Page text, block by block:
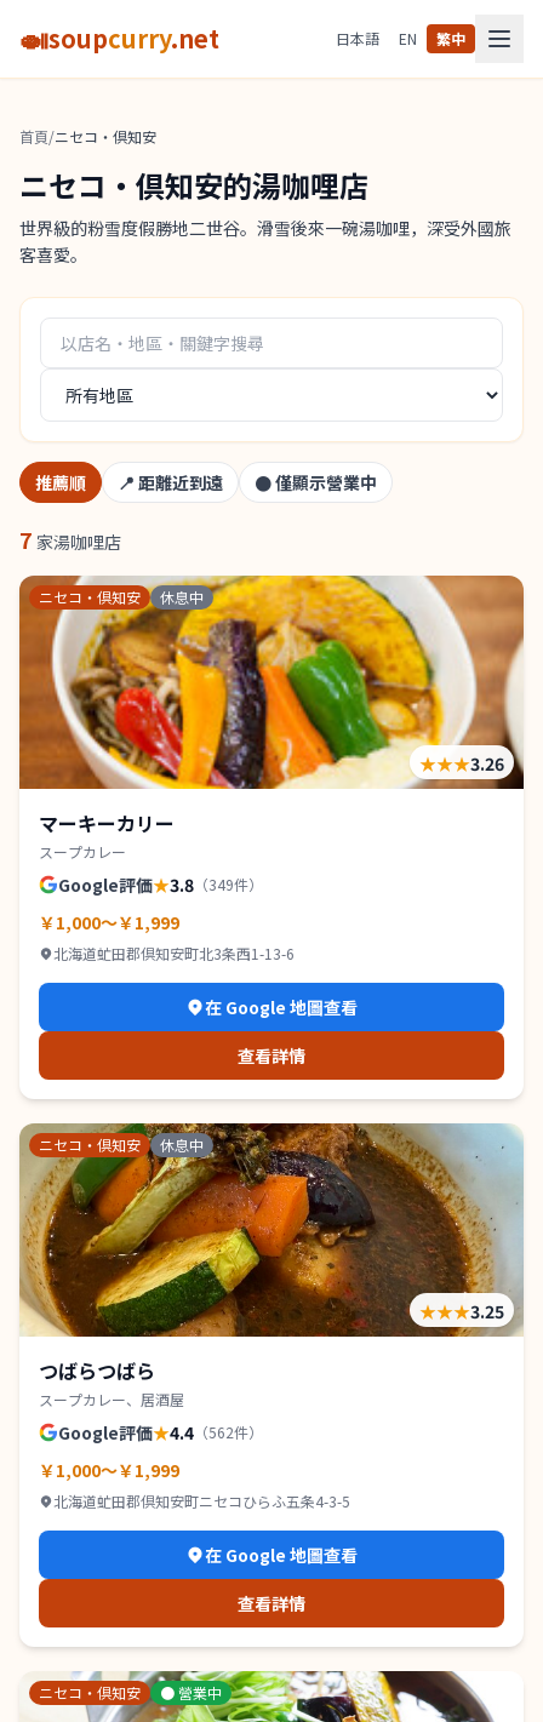
🍛soupcurry.net 日本語 EN 繁中
首頁/ニセコ・倶知安
ニセコ・倶知安的湯咖哩店
世界級的粉雪度假勝地二世谷。滑雪後來一碗湯咖哩，深受外國旅
客喜愛。
推薦順 📍 距離近到遠 ●僅顯示營業中
7 家湯咖哩店
ニセコ・倶知安 休息中
★★★3.26
マーキーカリー
スープカレー
Google評価★3.8 （349件）
￥1,000～￥1,999
北海道虻田郡倶知安町北3条西1-13-6
在 Google 地圖查看
查看詳情
ニセコ・倶知安 休息中
★★★3.25
つばらつばら
スープカレー、居酒屋
Google評価★4.4 （562件）
￥1,000～￥1,999
北海道虻田郡倶知安町ニセコひらふ五条4-3-5
在 Google 地圖查看
查看詳情
ニセコ・倶知安 ●營業中